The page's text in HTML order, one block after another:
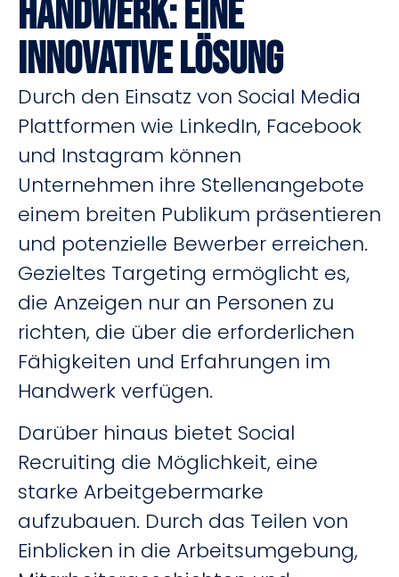
Handwerk: Eine
innovative Lösung
Durch den Einsatz von Social Media
Plattformen wie LinkedIn, Facebook
und Instagram können
Unternehmen ihre Stellenangebote
einem breiten Publikum präsentieren
und potenzielle Bewerber erreichen.
Gezieltes Targeting ermöglicht es,
die Anzeigen nur an Personen zu
richten, die über die erforderlichen
Fähigkeiten und Erfahrungen im
Handwerk verfügen.
Darüber hinaus bietet Social
Recruiting die Möglichkeit, eine
starke Arbeitgebermarke
aufzubauen. Durch das Teilen von
Einblicken in die Arbeitsumgebung,